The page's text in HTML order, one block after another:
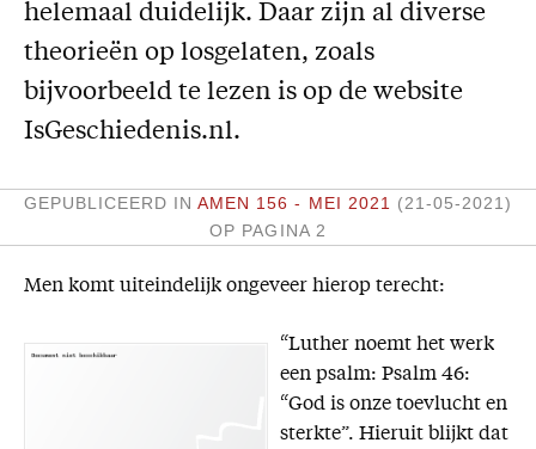
Steun AMEN
Missie
Service
Nabestellen
Vragen en opmerkingen
En verder
helemaal duidelijk. Daar zijn al diverse
theorieën op losgelaten, zoals
bijvoorbeeld te lezen is op de website
IsGeschiedenis.nl.
GEPUBLICEERD INAMEN 156 - MEI 2021
(21-05-2021)
OP PAGINA 2
Men komt uiteindelijk ongeveer hierop terecht:
“Luther noemt het werk
een psalm: Psalm 46:
“God is onze toevlucht en
sterkte”. Hieruit blijkt dat